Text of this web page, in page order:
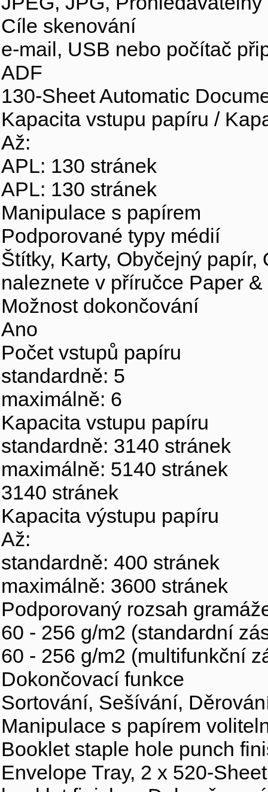
Cíle skenování
e-mail, USB nebo počítač
ADF
130-Sheet Automatic
Kapacita vstupu papíru /
Až:
APL: 130 stránek
APL: 130 stránek
Manipulace s papírem
Podporované typy médií
Štítky, Karty, Obyčejný
naleznete v příručce Paper
Možnost dokončování
Ano
Počet vstupů papíru
standardně: 5
maximálně: 6
Kapacita vstupu papíru
standardně: 3140 stránek
maximálně: 5140 stránek
3140 stránek
Kapacita výstupu papíru
Až:
standardně: 400 stránek
maximálně: 3600 stránek
Podporovaný rozsah
60 - 256 g/m2 (standardní
60 - 256 g/m2 (multifunkční
Dokončovací funkce
Sortování, Sešívání,
Manipulace s papírem
Booklet staple hole punch
Envelope Tray, 2 x 520-